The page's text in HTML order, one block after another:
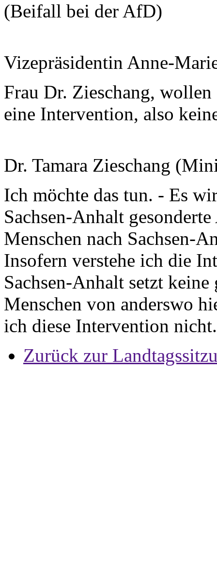
(Beifall bei der AfD)
Vizepräsidentin Anne-
Frau Dr. Zieschang, wollen
eine Intervention, also
Dr. Tamara Zieschang
Ich möchte das tun. - Es
Sachsen-Anhalt
Menschen nach Sachsen-
Insofern verstehe ich die
Sachsen-Anhalt setzt
Menschen von anderswo
ich diese Intervention nicht.
Zurück zur